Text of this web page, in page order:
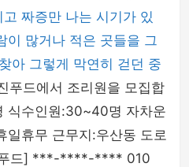
짜증만 나는 시기가 있
이 많거나 적은 곳들을 그
아 그렇게 막연히 걷던 중
푸드에서 조리원을 모집합
식수인원:30~40명 자차운
일휴무 근무지:우산동 도로
푸드] ***-****-**** 010